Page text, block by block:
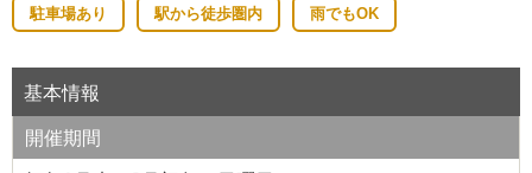
駐車場あり 駅から徒歩圏内 雨でもOK
基本情報
開催期間